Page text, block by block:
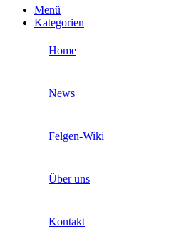
Menü
Kategorien
Home
News
Felgen-Wiki
Über uns
Kontakt